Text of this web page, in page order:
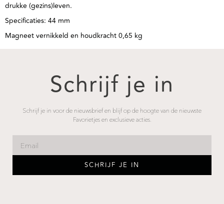
drukke (gezins)leven.
Specificaties: 44 mm
Magneet vernikkeld en houdkracht 0,65 kg
Schrijf je in
Schrijf je in voor de nieuwsbrief en blijf op de hoogte van de nieuwste
Favorietjes en exclusieve acties.
SCHRIJF JE IN